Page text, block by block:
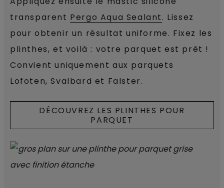
transparent Pergo Aqua Sealant. Lissez
pour obtenir un résultat uniforme. Fixez les
plinthes, et voilà : votre parquet est prêt !
Convient uniquement aux parquets
Lofoten, Svalbard et Falster.
DÉCOUVREZ LES PLINTHES POUR
PARQUET